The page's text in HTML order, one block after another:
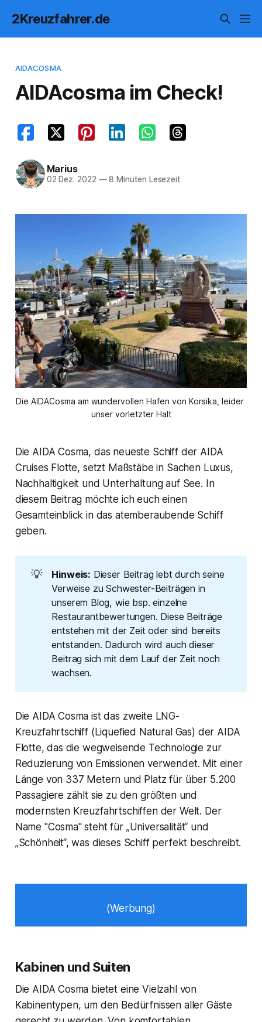
2Kreuzfahrer.de
AIDACOSMA
AIDAcosma im Check!
Marius
02 Dez. 2022 —8 Minuten Lesezeit
Die AIDACosma am wundervollen Hafen von Korsika, leider
unser vorletzter Halt
Die AIDA Cosma, das neueste Schiff der AIDA
Cruises Flotte, setzt Maßstäbe in Sachen Luxus,
Nachhaltigkeit und Unterhaltung auf See. In
diesem Beitrag möchte ich euch einen
Gesamteinblick in das atemberaubende Schiff
geben.
💡 Hinweis: Dieser Beitrag lebt durch seine
Verweise zu Schwester-Beiträgen in
unserem Blog, wie bsp. einzelne
Restaurantbewertungen. Diese Beiträge
entstehen mit der Zeit oder sind bereits
entstanden. Dadurch wird auch dieser
Beitrag sich mit dem Lauf der Zeit noch
wachsen.
Die AIDA Cosma ist das zweite LNG-
Kreuzfahrtschiff (Liquefied Natural Gas) der AIDA
Flotte, das die wegweisende Technologie zur
Reduzierung von Emissionen verwendet. Mit einer
Länge von 337 Metern und Platz für über 5.200
Passagiere zählt sie zu den größten und
modernsten Kreuzfahrtschiffen der Welt. Der
Name "Cosma" steht für „Universalität“ und
„Schönheit“, was dieses Schiff perfekt beschreibt.
(Werbung)
Kabinen und Suiten
Die AIDA Cosma bietet eine Vielzahl von
Kabinentypen, um den Bedürfnissen aller Gäste